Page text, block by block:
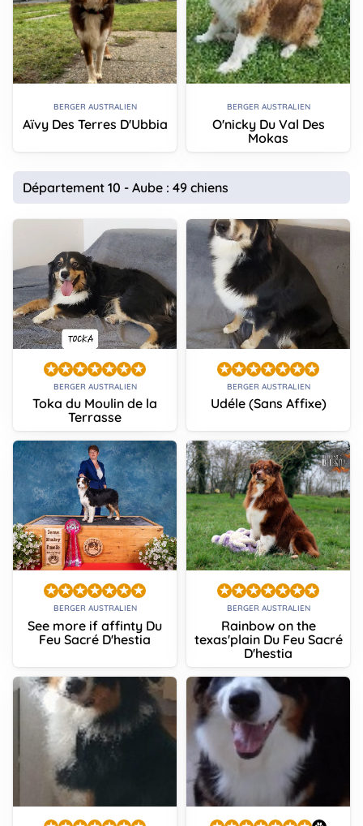
BERGER AUSTRALIEN
Aïvy Des Terres D'Ubbia
BERGER AUSTRALIEN
O'nicky Du Val Des
Mokas
Département 10 - Aube : 49 chiens
BERGER AUSTRALIEN
Toka du Moulin de la
Terrasse
BERGER AUSTRALIEN
Udéle (Sans Affixe)
BERGER AUSTRALIEN
See more if affinty Du
Feu Sacré D'hestia
BERGER AUSTRALIEN
Rainbow on the
texas'plain Du Feu Sacré
D'hestia